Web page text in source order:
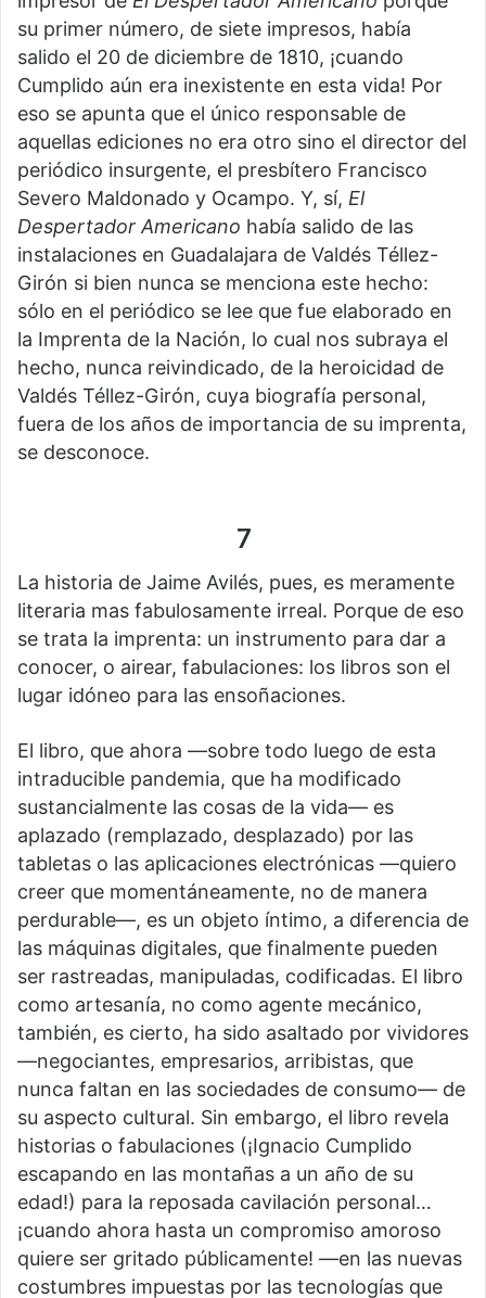
su primer número, de siete impresos, había
salido el 20 de diciembre de 1810, ¡cuando
Cumplido aún era inexistente en esta vida! Por
eso se apunta que el único responsable de
aquellas ediciones no era otro sino el director del
periódico insurgente, el presbítero Francisco
Severo Maldonado y Ocampo. Y, sí, El
Despertador Americano había salido de las
instalaciones en Guadalajara de Valdés Téllez-
Girón si bien nunca se menciona este hecho:
sólo en el periódico se lee que fue elaborado en
la Imprenta de la Nación, lo cual nos subraya el
hecho, nunca reivindicado, de la heroicidad de
Valdés Téllez-Girón, cuya biografía personal,
fuera de los años de importancia de su imprenta,
se desconoce.
7
La historia de Jaime Avilés, pues, es meramente
literaria mas fabulosamente irreal. Porque de eso
se trata la imprenta: un instrumento para dar a
conocer, o airear, fabulaciones: los libros son el
lugar idóneo para las ensoñaciones.
El libro, que ahora —sobre todo luego de esta
intraducible pandemia, que ha modificado
sustancialmente las cosas de la vida— es
aplazado (remplazado, desplazado) por las
tabletas o las aplicaciones electrónicas —quiero
creer que momentáneamente, no de manera
perdurable—, es un objeto íntimo, a diferencia de
las máquinas digitales, que finalmente pueden
ser rastreadas, manipuladas, codificadas. El libro
como artesanía, no como agente mecánico,
también, es cierto, ha sido asaltado por vividores
—negociantes, empresarios, arribistas, que
nunca faltan en las sociedades de consumo— de
su aspecto cultural. Sin embargo, el libro revela
historias o fabulaciones (¡Ignacio Cumplido
escapando en las montañas a un año de su
edad!) para la reposada cavilación personal…
¡cuando ahora hasta un compromiso amoroso
quiere ser gritado públicamente! —en las nuevas
costumbres impuestas por las tecnologías que